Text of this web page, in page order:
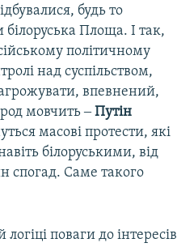
будь то
Площа. І так,
політичному
над суспільством,
впевнений,
мовчить ‒Путін
масові протести, які
білоруськими, від
спогад. Саме такого
поваги до інтересів